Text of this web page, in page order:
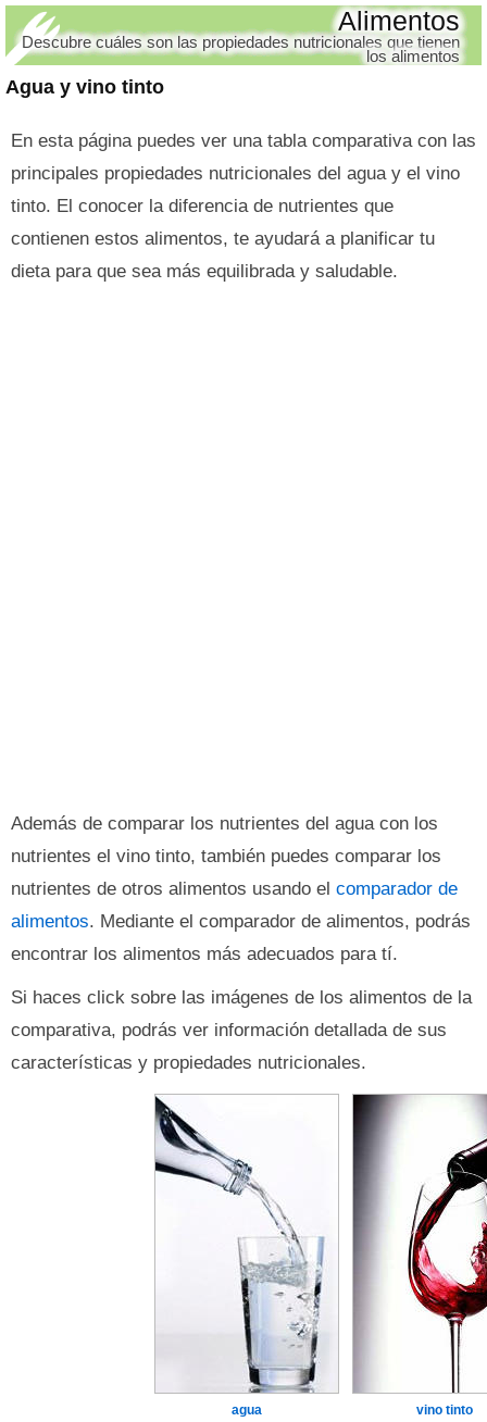
Agua y vino tinto
Alimentos
Descubre cuáles son las propiedades nutricionales que tienen
los alimentos
En esta página puedes ver una tabla comparativa con las
principales propiedades nutricionales del agua y el vino
tinto. El conocer la diferencia de nutrientes que
contienen estos alimentos, te ayudará a planificar tu
dieta para que sea más equilibrada y saludable.
Además de comparar los nutrientes del agua con los
nutrientes el vino tinto, también puedes comparar los
nutrientes de otros alimentos usando el comparador de
alimentos. Mediante el comparador de alimentos, podrás
encontrar los alimentos más adecuados para tí.
Si haces click sobre las imágenes de los alimentos de la
comparativa, podrás ver información detallada de sus
características y propiedades nutricionales.
agua vino tinto